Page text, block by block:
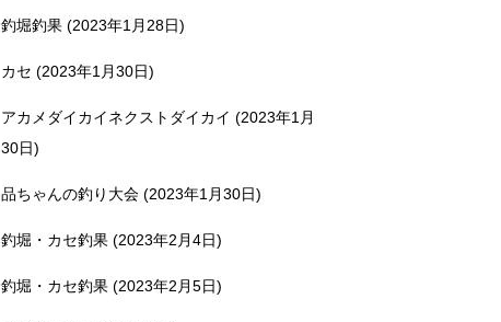
釣堀釣果 (2023年1月28日)
カセ (2023年1月30日)
アカメダイカイネクストダイカイ (2023年1月
30日)
品ちゃんの釣り大会 (2023年1月30日)
釣堀・カセ釣果 (2023年2月4日)
釣堀・カセ釣果 (2023年2月5日)